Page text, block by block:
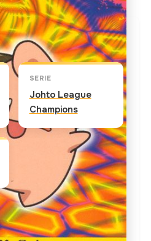
info
SERIE
Johto League
Champions
very first evolution of